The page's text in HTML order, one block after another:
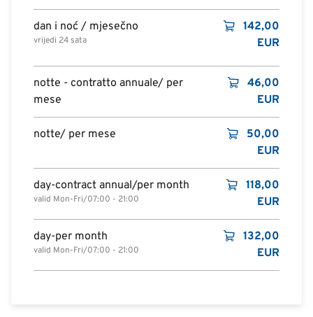
dan i noć / mjesečno
vrijedi 24 sata
142,00
EUR
notte - contratto annuale/ per
mese
46,00
EUR
notte/ per mese
50,00
EUR
day-contract annual/per month
valid Mon-Fri/07:00 - 21:00
118,00
EUR
day-per month
valid Mon-Fri/07:00 - 21:00
132,00
EUR